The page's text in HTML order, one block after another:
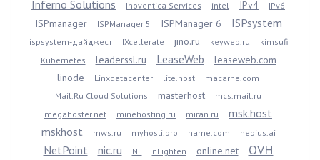
Inferno Solutions Inoventica Services intel IPv4 IPv6
ISPmanager ISPManager 5 ISPManager 6 ISPsystem
ispsystem-дайджест IXcellerate jino.ru keyweb.ru
kimsufi
Kubernetes
leaderssl.ru LeaseWeb
leaseweb.com
linode
Linxdatacenter lite.host
macarne.com
Mail.Ru Cloud Solutions
masterhost
mcs.mail.ru
megahoster.net
minehosting.ru miran.ru
msk.host
mskhost
mws.ru myhosti.pro name.com nebius.ai
NetPoint nic.ru NL nLighten online.net OVH